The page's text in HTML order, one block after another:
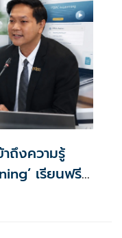
ถึงความรู้
เรียนฟรี